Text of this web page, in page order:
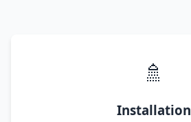
🚿
Installation